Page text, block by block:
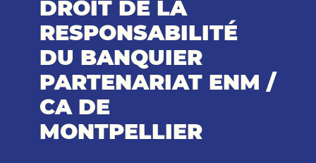
DROIT DE LA
RESPONSABILITÉ
DU BANQUIER
PARTENARIAT ENM /
CA DE
MONTPELLIER